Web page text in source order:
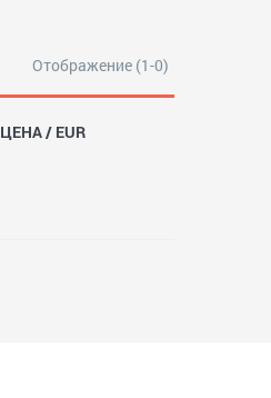
Отображение (1-0)
ЦЕНА / EUR